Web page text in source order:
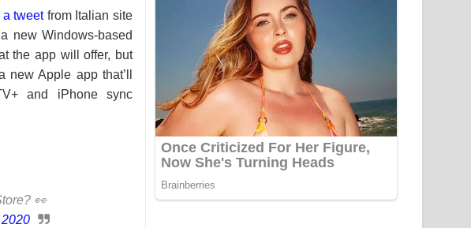
a tweetfrom Italian site
new Windows-based
the app will offer, but
Apple app that’ll
and iPhone sync
👀